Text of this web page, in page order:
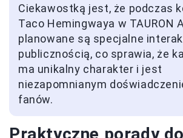
Ciekawostką jest, że podczas
Taco Hemingwaya w TAURON
planowane są specjalne
publicznością, co sprawia, że
ma unikalny charakter i jest
niezapomnianym
fanów.
Praktyczne porady